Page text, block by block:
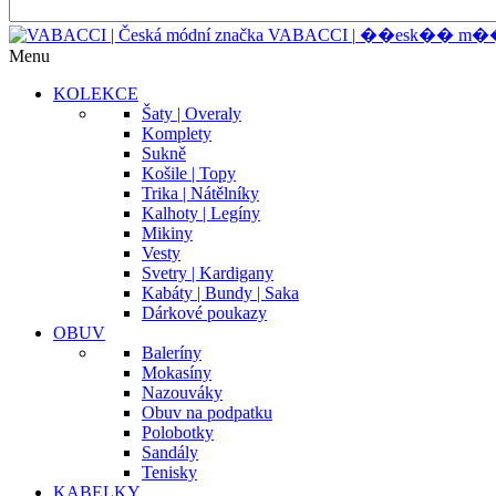
VABACCI | ��esk�� m�
Menu
KOLEKCE
Šaty | Overaly
Komplety
Sukně
Košile | Topy
Trika | Nátělníky
Kalhoty | Legíny
Mikiny
Vesty
Svetry | Kardigany
Kabáty | Bundy | Saka
Dárkové poukazy
OBUV
Baleríny
Mokasíny
Nazouváky
Obuv na podpatku
Polobotky
Sandály
Tenisky